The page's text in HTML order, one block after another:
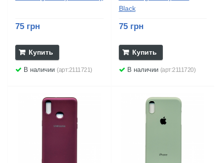
75 грн
Купить
В наличии (арт:2111721)
Black
75 грн
Купить
В наличии (арт:2111720)